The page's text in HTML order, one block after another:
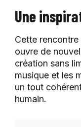
Une
Cette
ouvre de
création sans
musique et les
un tout
humain.